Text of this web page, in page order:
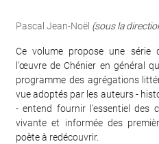
Pascal Jean-Noël (sous la
Ce volume propose une série
l'œuvre de Chénier en général
programme des agrégations
vue adoptés par les auteurs -
- entend fournir l'essentiel des
vivante et informée des
poète à redécouvrir.